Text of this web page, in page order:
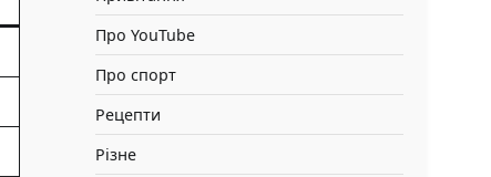
Про YouTube
Про спорт
Рецепти
Різне